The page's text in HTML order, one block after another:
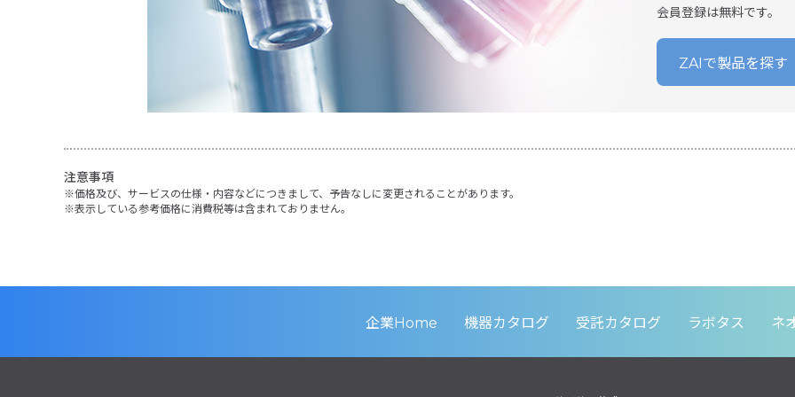
会員登録は無料です。
ZAIで製品を探す
注意事項
価格及び、サービスの仕様・内容などにつきまして、予告なしに変更されることがあります。
表示している参考価格に消費税等は含まれておりません。
企業Home 機器カタログ 受託カタログ ラボタス ネ